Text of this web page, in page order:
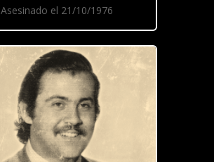
Asesinado el 21/10/1976